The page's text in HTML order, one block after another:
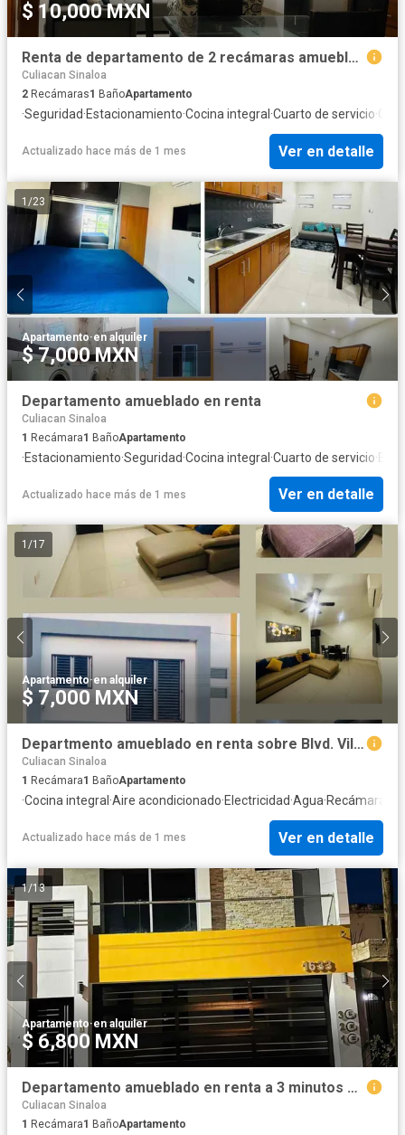
$ 10,000 MXN
Renta de departamento de 2 recámaras amueblado en planta baja a 3 minutos de Tres Ríos
Culiacan Sinaloa
2 Recámaras1 BañoApartamento
·Seguridad·Estacionamiento·Cocina integral ·Cuarto de servicio·
Actualizado hace más de 1 mes Ver en detalle
1 /23
Apartamento·en alquiler
$ 7,000 MXN
Departamento amueblado en renta
Culiacan Sinaloa
1 Recámara1 BañoApartamento
·Estacionamiento·Seguridad·Cocina integral ·Cuarto de servicio·
Actualizado hace más de 1 mes Ver en detalle
1 /17
Apartamento·en alquiler
$ 7,000 MXN
Departmento amueblado en renta sobre Blvd. Villas del Rio
Culiacan Sinaloa
1 Recámara1 BañoApartamento
·Cocina integral ·Aire acondicionado·Electricidad·Agua·Recámara
Actualizado hace más de 1 mes Ver en detalle
1/13
Apartamento·en alquiler
$ 6,800 MXN
Departamento amueblado en renta a 3 minutos de zona Tres Ríos
Culiacan Sinaloa
1 Recámara1 BañoApartamento